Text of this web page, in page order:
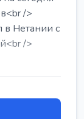
/>
в Нетании с
/>